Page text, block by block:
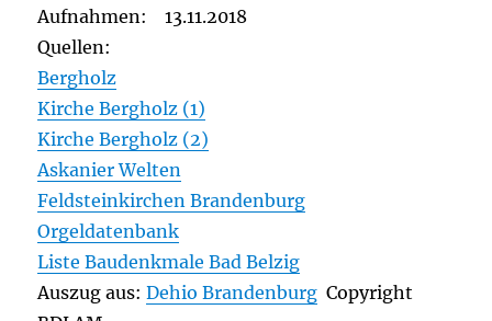
Aufnahmen: 13.11.2018
Quellen:
Bergholz
Kirche Bergholz (1)
Kirche Bergholz (2)
Askanier Welten
Feldsteinkirchen Brandenburg
Orgeldatenbank
Liste Baudenkmale Bad Belzig
Auszug aus:Dehio Brandenburg Copyright